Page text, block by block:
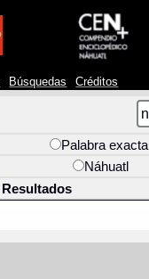
Búsquedas Créditos
Palabra exacta
Náhuatl
Resultados